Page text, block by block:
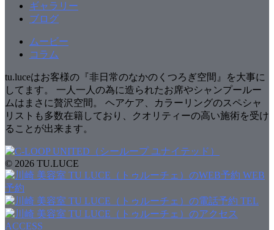
ギャラリー
ブログ
ムービー
コラム
tu.luceはお客様の『非日常のなかのくつろぎ空間』を大事に
してます。 一人一人の為に造られたお席やシャンプールー
ムはまさに贅沢空間。 ヘアケア、カラーリングのスペシャ
リストも多数在籍しており、クオリティーの高い施術を受け
ることが出来ます。
© 2026 TU.LUCE
WEB
予約
TEL
ACCESS